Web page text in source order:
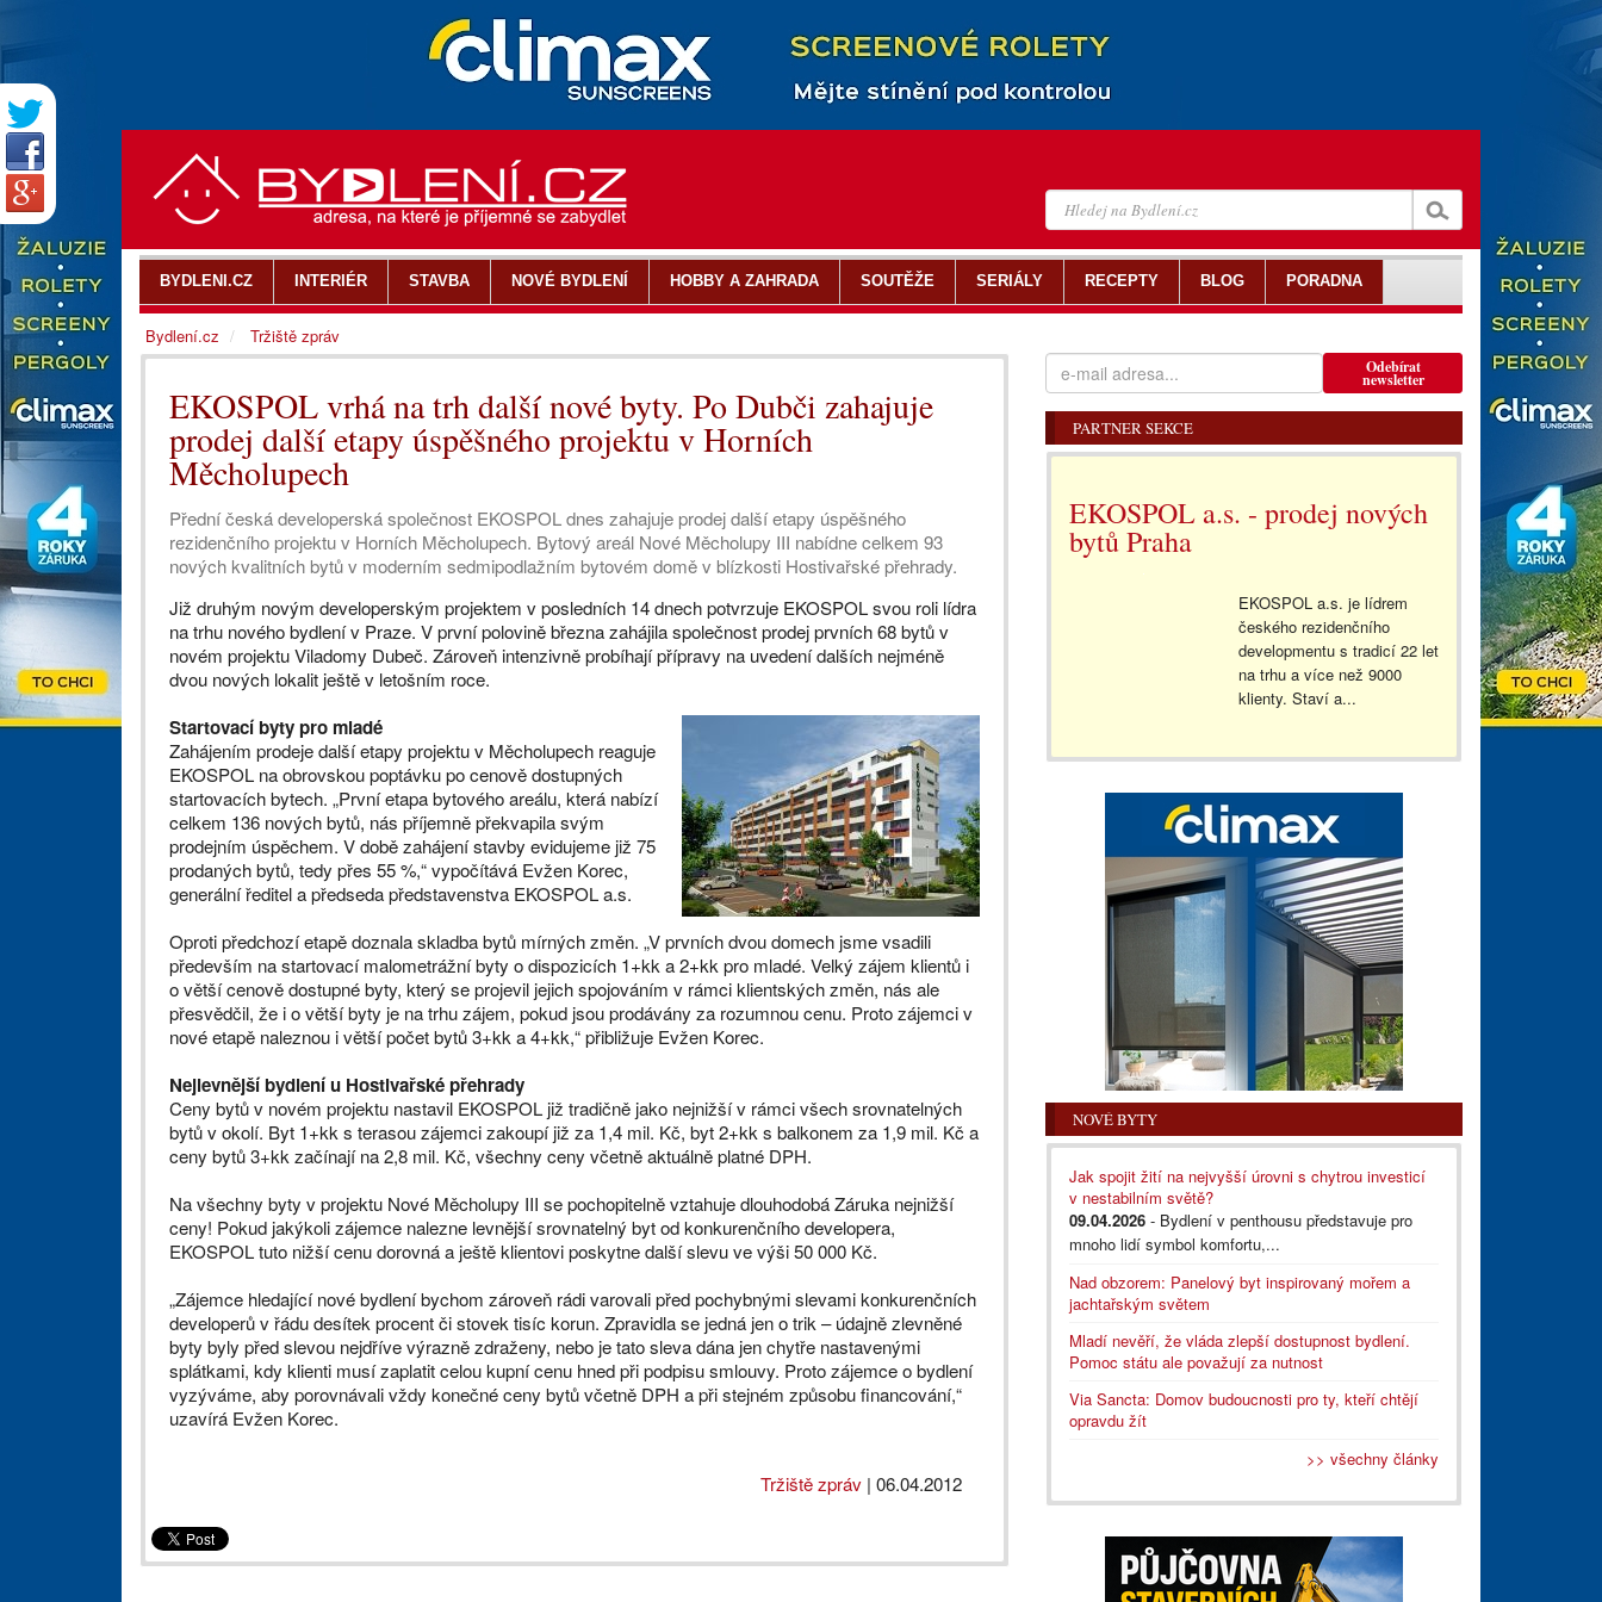
EKOSPOL vrhá na trh další nové byty. Po Dubči zahajuje
prodej další etapy úspěšného projektu v Horních
Měcholupech
Přední česká developerská společnost EKOSPOL dnes zahajuje prodej další etapy úspěšného
rezidenčního projektu v Horních Měcholupech. Bytový areál Nové Měcholupy III nabídne celkem 93
nových kvalitních bytů v moderním sedmipodlažním bytovém domě v blízkosti Hostivařské přehrady.
Již druhým novým developerským projektem v posledních 14 dnech potvrzuje EKOSPOL svou roli lídra
na trhu nového bydlení v Praze. V první polovině března zahájila společnost prodej prvních 68 bytů v
novém projektu Viladomy Dubeč. Zároveň intenzivně probíhají přípravy na uvedení dalších nejméně
dvou nových lokalit ještě v letošním roce.
Startovací byty pro mladé
Zahájením prodeje další etapy projektu v Měcholupech reaguje
EKOSPOL na obrovskou poptávku po cenově dostupných
startovacích bytech. „První etapa bytového areálu, která nabízí
celkem 136 nových bytů, nás příjemně překvapila svým
prodejním úspěchem. V době zahájení stavby evidujeme již 75
prodaných bytů, tedy přes 55 %,“ vypočítává Evžen Korec,
generální ředitel a předseda představenstva EKOSPOL a.s.
Oproti předchozí etapě doznala skladba bytů mírných změn. „V prvních dvou domech jsme vsadili
především na startovací malometrážní byty o dispozicích 1+kk a 2+kk pro mladé. Velký zájem klientů i
o větší cenově dostupné byty, který se projevil jejich spojováním v rámci klientských změn, nás ale
přesvědčil, že i o větší byty je na trhu zájem, pokud jsou prodávány za rozumnou cenu. Proto zájemci v
nové etapě naleznou i větší počet bytů 3+kk a 4+kk,“ přibližuje Evžen Korec.
Nejlevnější bydlení u Hostivařské přehrady
Ceny bytů v novém projektu nastavil EKOSPOL již tradičně jako nejnižší v rámci všech srovnatelných
bytů v okolí. Byt 1+kk s terasou zájemci zakoupí již za 1,4 mil. Kč, byt 2+kk s balkonem za 1,9 mil. Kč a
ceny bytů 3+kk začínají na 2,8 mil. Kč, všechny ceny včetně aktuálně platné DPH.
Na všechny byty v projektu Nové Měcholupy III se pochopitelně vztahuje dlouhodobá Záruka nejnižší
ceny! Pokud jakýkoli zájemce nalezne levnější srovnatelný byt od konkurenčního developera,
EKOSPOL tuto nižší cenu dorovná a ještě klientovi poskytne další slevu ve výši 50 000 Kč.
„Zájemce hledající nové bydlení bychom zároveň rádi varovali před pochybnými slevami konkurenčních
developerů v řádu desítek procent či stovek tisíc korun. Zpravidla se jedná jen o trik – údajně zlevněné
byty byly před slevou nejdříve výrazně zdraženy, nebo je tato sleva dána jen chytře nastavenými
splátkami, kdy klienti musí zaplatit celou kupní cenu hned při podpisu smlouvy. Proto zájemce o bydlení
vyzýváme, aby porovnávali vždy konečné ceny bytů včetně DPH a při stejném způsobu financování,“
uzavírá Evžen Korec.
Tržiště zpráv | 06.04.2012
Odebírat
newsletter
PARTNER SEKCE
EKOSPOL a.s. - prodej nových
bytů Praha
EKOSPOL a.s. je lídrem
českého rezidenčního
developmentu s tradicí 22 let
na trhu a více než 9000
klienty. Staví a...
NOVÉ BYTY
Jak spojit žití na nejvyšší úrovni s chytrou investicí
v nestabilním světě?
09.04.2026 - Bydlení v penthousu představuje pro
mnoho lidí symbol komfortu,...
Nad obzorem: Panelový byt inspirovaný mořem a
jachtařským světem
Mladí nevěří, že vláda zlepší dostupnost bydlení.
Pomoc státu ale považují za nutnost
Via Sancta: Domov budoucnosti pro ty, kteří chtějí
opravdu žít
>> všechny články
BYDLENI.CZ INTERIÉR STAVBA NOVÉ BYDLENÍ HOBBY A ZAHRADA SOUTĚŽE SERIÁLY RECEPTY BLOG PORADNA
Bydlení.cz Tržiště zpráv